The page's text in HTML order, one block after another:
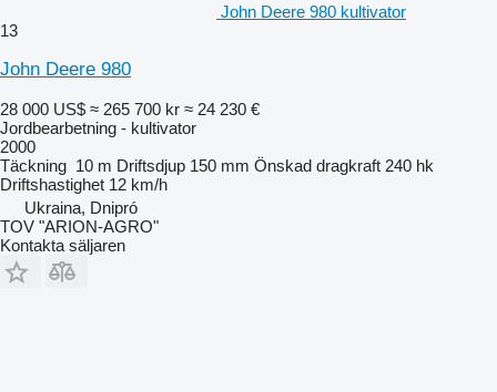
John Deere 980 kultivator
13
John Deere 980
28 000 US$ ≈ 265 700 kr ≈ 24 230 €
Jordbearbetning - kultivator
2000
Täckning 10 m Driftsdjup 150 mm Önskad dragkraft 240 hk
Driftshastighet 12 km/h
Ukraina, Dnipró
TOV "ARION-AGRO"
Kontakta säljaren